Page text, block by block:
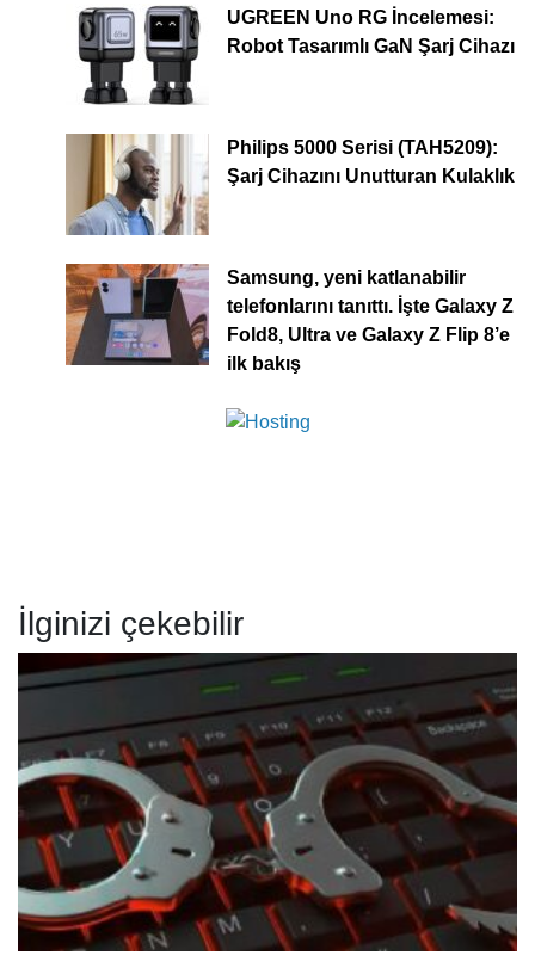
UGREEN Uno RG İncelemesi:
Robot Tasarımlı GaN Şarj Cihazı
Philips 5000 Serisi (TAH5209):
Şarj Cihazını Unutturan Kulaklık
Samsung, yeni katlanabilir
telefonlarını tanıttı. İşte Galaxy Z
Fold8, Ultra ve Galaxy Z Flip 8’e
ilk bakış
İlginizi çekebilir